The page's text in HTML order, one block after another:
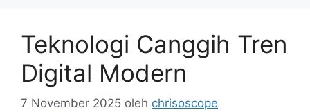
Teknologi Canggih Tren
Digital Modern
7 November 2025 oleh chrisoscope